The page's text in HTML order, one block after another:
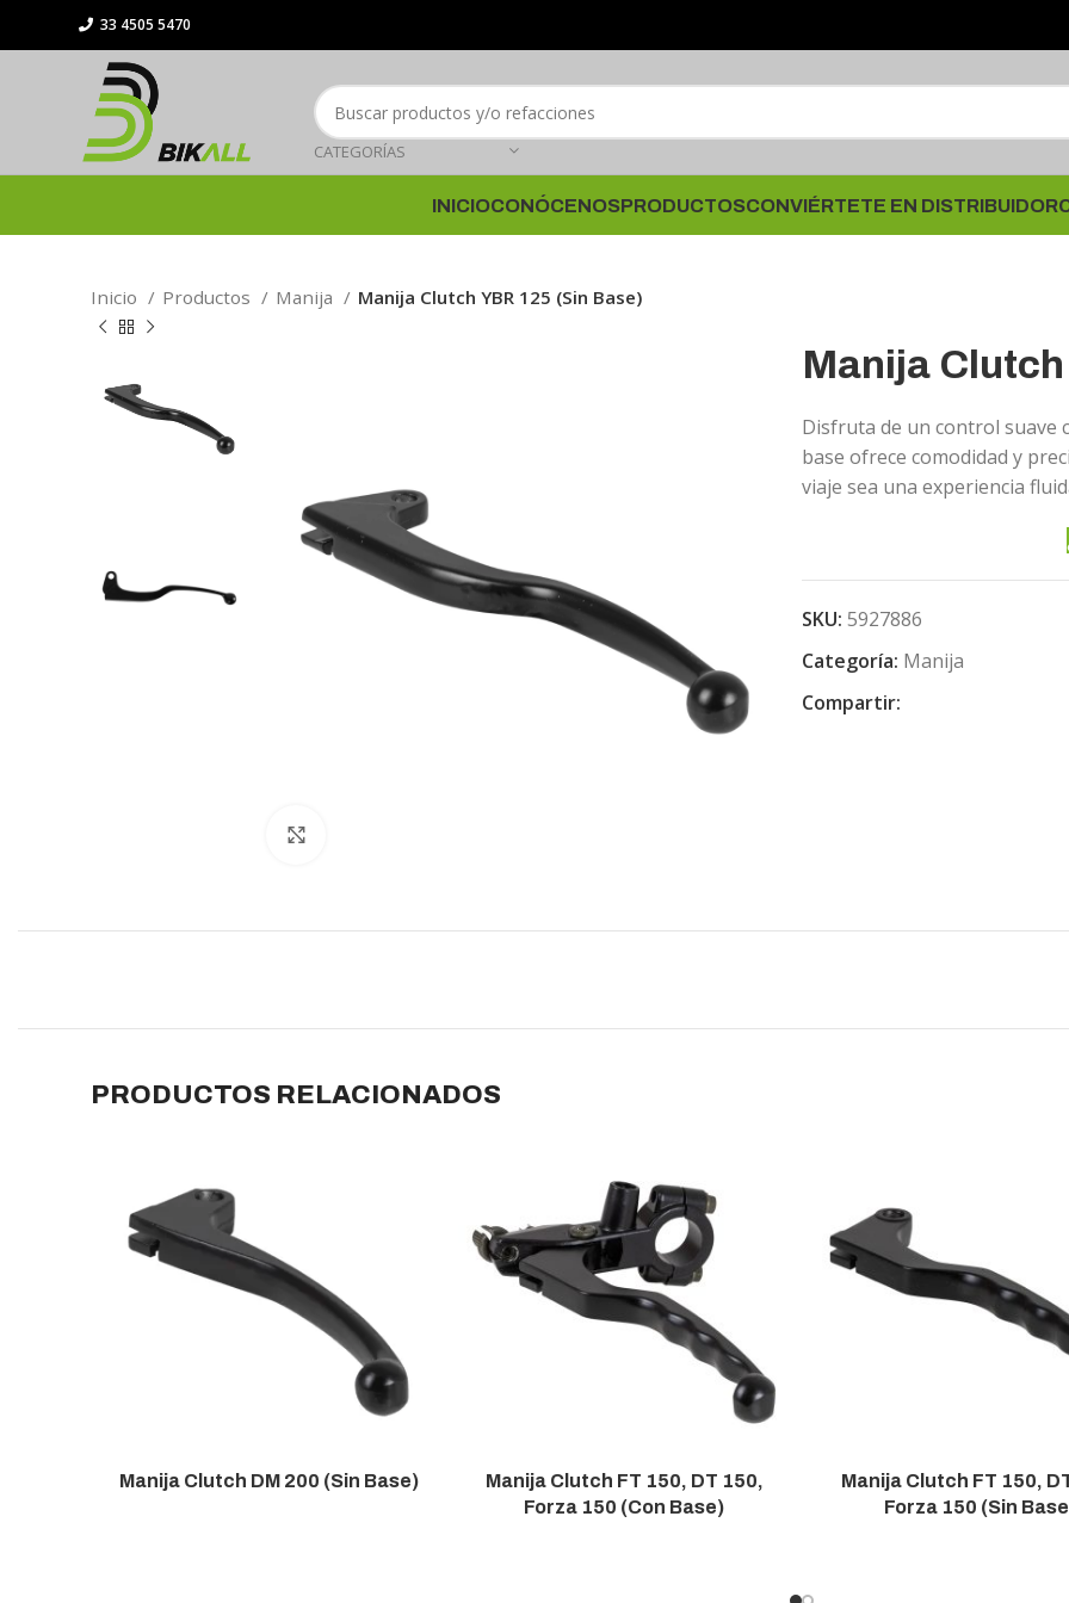
33 4505 5470
CATEGORÍAS
INICIOCONÓCENOSPRODUCTOSCONVIÉRTETE EN DISTRIBUIDOR
Inicio Productos Manija Manija Clutch YBR 125 (Sin Base)
Manija
Disfruta de un control suave
base ofrece comodidad y
viaje sea una experiencia
SKU: 5927886
Categoría: Manija
Compartir:
PRODUCTOS RELACIONADOS
Manija Clutch DM 200 (Sin Base)
Manija Clutch FT 150, DT 150,
Forza 150 (Con Base)
Manija Clutch FT 150,
Forza 150 (Sin